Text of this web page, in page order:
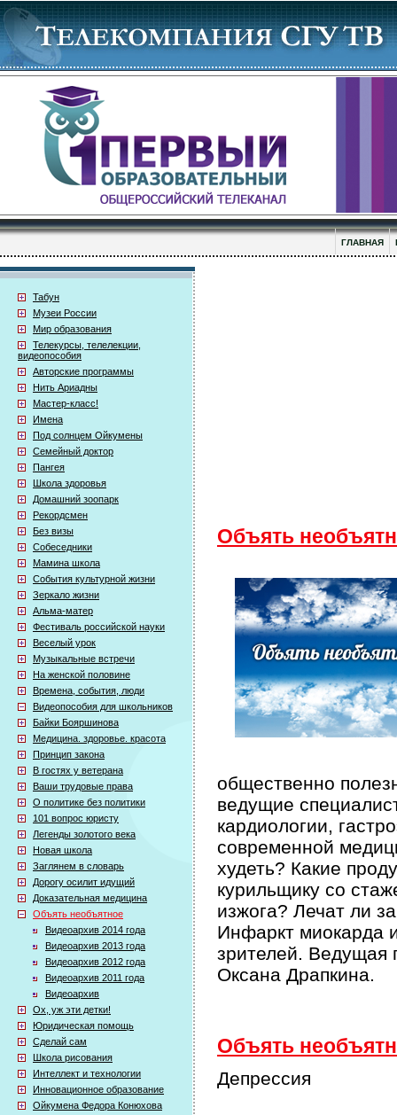
ГЛАВНАЯ
Табун
Музеи России
Мир образования
Телекурсы, телелекции,
видеопособия
Авторские программы
Нить Ариадны
Мастер-класс!
Имена
Под солнцем Ойкумены
Семейный доктор
Пангея
Школа здоровья
Домашний зоопарк
Рекордсмен
Без визы
Собеседники
Мамина школа
События культурной жизни
Зеркало жизни
Альма-матер
Фестиваль российской науки
Веселый урок
Музыкальные встречи
На женской половине
Времена, события, люди
Видеопособия для школьников
Байки Бояршинова
Медицина. здоровье. красота
Принцип закона
В гостях у ветерана
Ваши трудовые права
О политике без политики
101 вопрос юристу
Легенды золотого века
Новая школа
Заглянем в словарь
Дорогу осилит идущий
Доказательная медицина
Объять необъятное
Видеоархив 2014 года
Видеоархив 2013 года
Видеоархив 2012 года
Видеоархив 2011 года
Видеоархив
Ох, уж эти детки!
Юридическая помощь
Сделай сам
Школа рисования
Интеллект и технологии
Инновационное образование
Ойкумена Федора Конюхова
Объять
общественно
ведущие
кардиологии,
современной
худеть? Какие
курильщику со
изжога? Лечат ли
Инфаркт миокарда
зрителей. Ведущая
Оксана Драпкина.
Объять
Депрессия